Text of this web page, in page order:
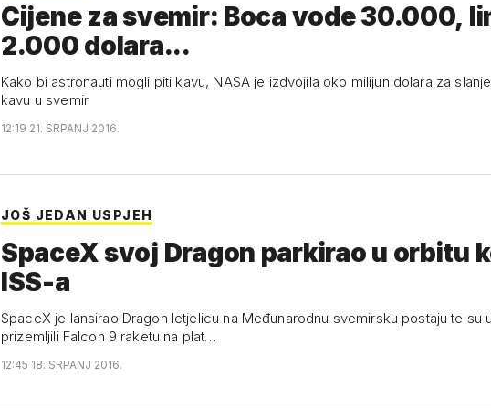
Cijene za svemir: Boca vode 30.000,
2.000 dolara...
Kako bi astronauti mogli piti kavu, NASA je izdvojila oko milijun dolara za
kavu u svemir
12:19 21. SRPANJ 2016.
JOŠ JEDAN USPJEH
SpaceX svoj Dragon parkirao u orbitu
ISS-a
SpaceX je lansirao Dragon letjelicu na Međunarodnu svemirsku postaju te su
prizemljili Falcon 9 raketu na plat…
12:45 18. SRPANJ 2016.